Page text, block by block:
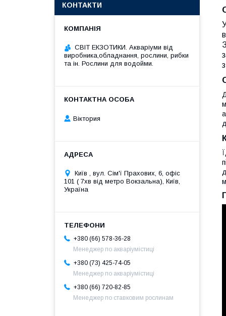
КОНТАКТИ
СВІТ ЕКЗОТИКИ. Акваріуми від
виробника,обладнання, рослини, рибки
та ін. Рослини для водойми.
Віктория
Київ , вул. Сім'ї Прахових, 6, офіс
101 ( 7хв від метро Вокзальна), Київ,
Україна
+380 (66) 578-36-28
Менеджер по акваріумістиці
+380 (73) 425-74-05
Менеджер по акваріумістиці
+380 (66) 720-82-85
Менеджер по ставковим рослинам